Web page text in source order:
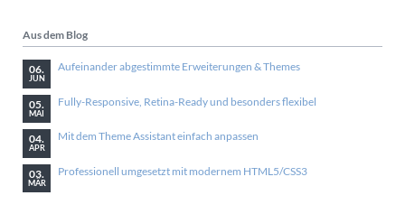
Aus dem Blog
06.
JUN
Aufeinander abgestimmte Erweiterungen & Themes
05.
MAI
Fully-Responsive, Retina-Ready und besonders flexibel
04.
APR
Mit dem Theme Assistant einfach anpassen
03.
MÄR
Professionell umgesetzt mit modernem HTML5/CSS3